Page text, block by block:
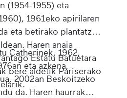
(1954-1955) eta
1961eko apirilaren
eta betirako plantatzen
Haren anaia
Estatu Batuetara
bere aldetik Pariserako
Catherinek, 1962,
eta azkena,
2002an Beskoitzeko
da. Haren haurrak